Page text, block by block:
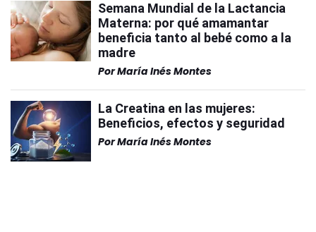
Semana Mundial de la Lactancia
Materna: por qué amamantar
beneficia tanto al bebé como a la
madre
PorMaría Inés Montes
La Creatina en las mujeres:
Beneficios, efectos y seguridad
PorMaría Inés Montes